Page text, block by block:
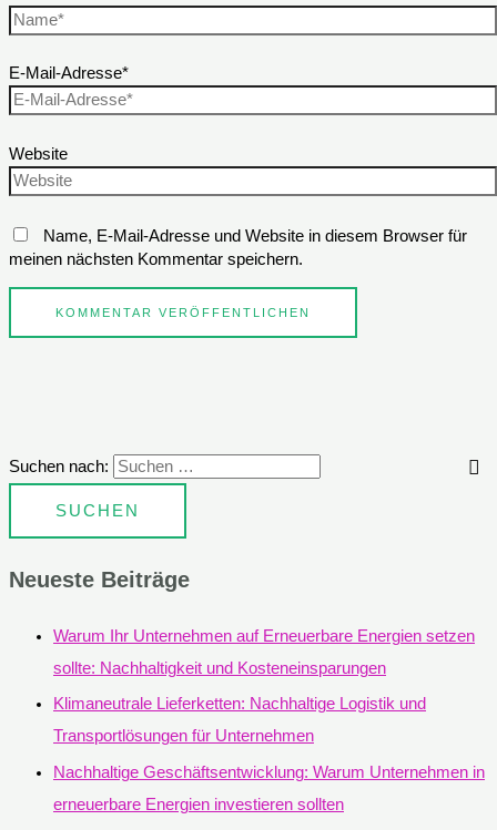
E-Mail-Adresse*
Website
Name, E-Mail-Adresse und Website in diesem Browser für
meinen nächsten Kommentar speichern.
Suchen nach:
Neueste Beiträge
Warum Ihr Unternehmen auf Erneuerbare Energien setzen
sollte: Nachhaltigkeit und Kosteneinsparungen
Klimaneutrale Lieferketten: Nachhaltige Logistik und
Transportlösungen für Unternehmen
Nachhaltige Geschäftsentwicklung: Warum Unternehmen in
erneuerbare Energien investieren sollten